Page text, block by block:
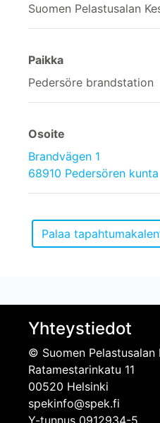
Suomen Pelastusalan
Paikka
Pedersöre brandstation
Osoite
Brandvägen 1
68910 Pedersören kunta
Yhteystiedot
© Suomen Pelastusalan
Ratamestarinkatu 11
00520 Helsinki
spekinfo@spek.fi
Y-tunnus 0912934-5